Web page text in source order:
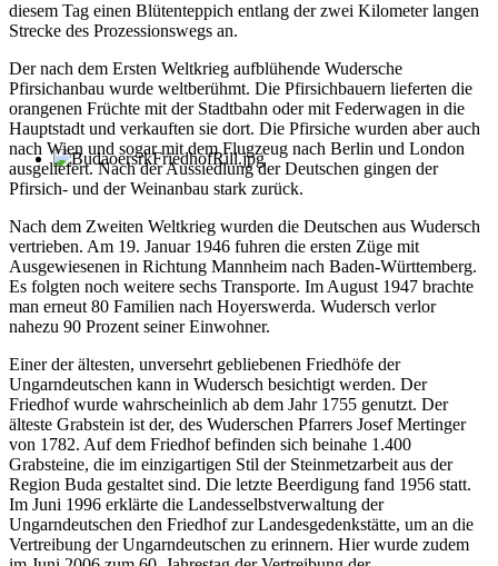
diesem Tag einen Blütenteppich entlang der zwei Kilometer langen
Strecke des Prozessionswegs an.
Der nach dem Ersten Weltkrieg aufblühende Wudersche
Pfirsichanbau wurde weltberühmt. Die Pfirsichbauern lieferten die
orangenen Früchte mit der Stadtbahn oder mit Federwagen in die
Hauptstadt und verkauften sie dort. Die Pfirsiche wurden aber auch
nach Wien und sogar mit dem Flugzeug nach Berlin und London
ausgeliefert. Nach der Aussiedlung der Deutschen gingen der
Pfirsich- und der Weinanbau stark zurück.
Nach dem Zweiten Weltkrieg wurden die Deutschen aus Wudersch
vertrieben. Am 19. Januar 1946 fuhren die ersten Züge mit
Ausgewiesenen in Richtung Mannheim nach Baden-Württemberg.
Es folgten noch weitere sechs Transporte. Im August 1947 brachte
man erneut 80 Familien nach Hoyerswerda. Wudersch verlor
nahezu 90 Prozent seiner Einwohner.
Einer der ältesten, unversehrt gebliebenen Friedhöfe der
Ungarndeutschen kann in Wudersch besichtigt werden. Der
Friedhof wurde wahrscheinlich ab dem Jahr 1755 genutzt. Der
älteste Grabstein ist der, des Wuderschen Pfarrers Josef Mertinger
von 1782. Auf dem Friedhof befinden sich beinahe 1.400
Grabsteine, die im einzigartigen Stil der Steinmetzarbeit aus der
Region Buda gestaltet sind. Die letzte Beerdigung fand 1956 statt.
Im Juni 1996 erklärte die Landesselbstverwaltung der
Ungarndeutschen den Friedhof zur Landesgedenkstätte, um an die
Vertreibung der Ungarndeutschen zu erinnern. Hier wurde zudem